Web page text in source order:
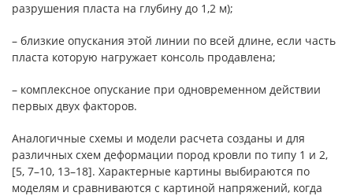
разрушения пласта на глубину до 1,2 м);
– близкие опускания этой линии по всей длине, если часть
пласта которую нагружает консоль продавлена;
– комплексное опускание при одновременном действии
первых двух факторов.
Аналогичные схемы и модели расчета созданы и для
различных схем деформации пород кровли по типу 1 и 2,
[5, 7–10, 13–18]. Характерные картины выбираются по
моделям и сравниваются с картиной напряжений, когда